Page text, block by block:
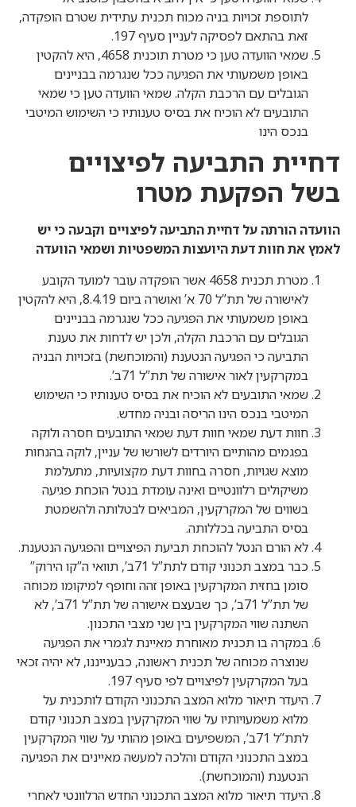
לתוספת זכויות בניה מכוח תכנית עתידית שטרם הופקדה,
זאת בהתאם לפסיקה לעניין סעיף 197.
שמאי הוועדה טען כי מטרת תוכנית 4658, היא להקטין
באופן משמעותי את הפגיעה ככל שנגרמה בבניינים
הגובלים עם הרכבת הקלה. שמאי הוועדה טען כי שמאי
התובעים לא הוכיח את בסיס טענותיו כי השימוש המיטבי
בנכס הינו
דחיית התביעה לפיצויים
בשל הפקעת מטרו
הוועדה הורתה על דחיית התביעה לפיצויים וקבעה כי יש
לאמץ את חוות דעת היועצות המשפטיות ושמאי הוועדה
מטרת תכנית 4658 אשר הופקדה עובר למועד הקובע
לאישורה של תת”ל 70 א’ ואושרה ביום 8.4.19, היא להקטין
באופן משמעותי את הפגיעה ככל שנגרמה בבניינים
הגובלים עם הרכבת הקלה, ולכן יש לדחות את טענת
התביעה כי הפגיעה הנטענת (והמוכחשת) בזכויות הבניה
במקרקעין לאור אישורה של תת”ל 71ב’.
שמאי התובעים לא הוכיח את בסיס טענותיו כי השימוש
המיטבי בנכס הינו הריסה ובניה מחדש.
חוות דעת שמאי חוות דעת שמאי התובעים חסרה ולוקה
בפגמים מהותיים היורדים לשורשו של עניין, לוקה בהנחות
מוצא שגויות, חסרה בחוות דעת מקצועיות, מתעלמת
משיקולים רלוונטיים ואינה עומדת בנטל הוכחת פגיעה
בשווים של המקרקעין, המביאים לבטלותה ולהשמטת
בסיס התביעה בכללותה.
לא הורם הנטל להוכחת תביעת הפיצויים והפגיעה הנטענת.
כבר במצב תכנוני קודם לתת”ל 71ב’, תוואי ה”קו הירוק”
סומן בחזית המקרקעין באופן זהה וחופף למיקומו מכוחה
של תת”ל 71ב’, כך שבעצם אישורה של תת”ל 71ב’, לא
השתנה שווי המקרקעין בין שני מצבי התכנון.
במקרה בו תכנית מאוחרת מאיינת לגמרי את הפגיעה
שנוצרה מכוחה של תכנית ראשונה, כבענייננו, לא יהיה זכאי
בעל המקרקעין לפיצויים לפי סעיף 197.
היעדר תיאור מלוא המצב התכנוני הקודם לותכנית על
מלוא משמעויותיו על שווי המקרקעין במצב תכנוני קודם
לתת”ל 71ב’, המשפיעים באופן מהותי על שווי המקרקעין
במצב התכנוני הקודם והלכה למעשה מאיינים את הפגיעה
הנטענת (והמוכחשת).
היעדר תיאור מלוא המצב התכנוני החדש הרלוונטי לאחרי